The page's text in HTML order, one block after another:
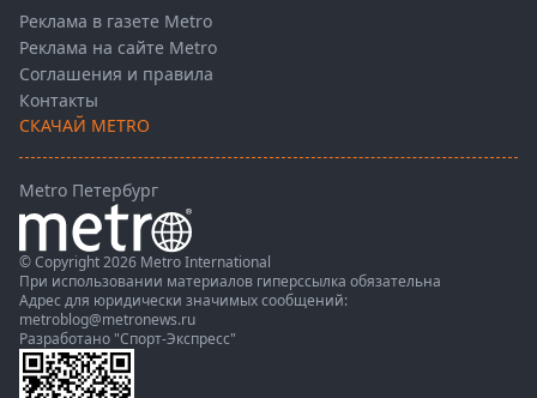
Реклама в газете Metro
Реклама на сайте Metro
Соглашения и правила
Контакты
СКАЧАЙ METRO
Metro Петербург
© Copyright 2026 Metro International
При использовании материалов гиперссылка обязательна
Адрес для юридически значимых сообщений:
metroblog@metronews.ru
Разработано "Спорт-Экспресс"